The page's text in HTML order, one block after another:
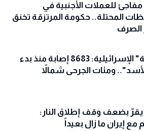
للعملات الأجنبية في
المحتلة.. حكومة المرتزقة تخنق
الصرف
"الصحة" الإسرائيلية: 8683 إصابة منذ بدء
ومئات الجرحى شمالاً
يقرّ بضعف وقف إطلاق النار:
مع إيران ما زال بعيداً